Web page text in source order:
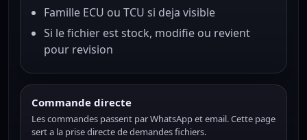
Famille ECU ou TCU si deja visible
Si le fichier est stock, modifie ou revient
pour revision
Commande directe
Les commandes passent par WhatsApp et email. Cette page
sert a la prise directe de demandes fichiers.